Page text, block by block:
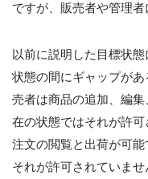
ですが、販売者や管理者
以前に説明した目標状
状態の間にギャップが
売者は商品の追加、編
在の状態ではそれが許
注文の閲覧と出荷が可
それが許可されていませ